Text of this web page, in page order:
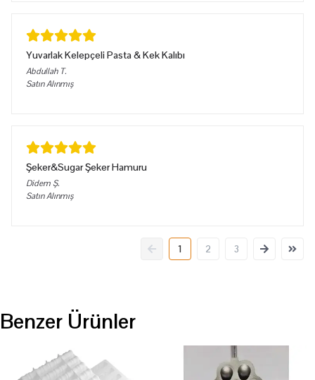
Yuvarlak Kelepçeli Pasta & Kek Kalıbı
Abdullah T.
Satın Alınmış
Şeker&Sugar Şeker Hamuru
Didem Ş.
Satın Alınmış
1 2 3
Benzer Ürünler